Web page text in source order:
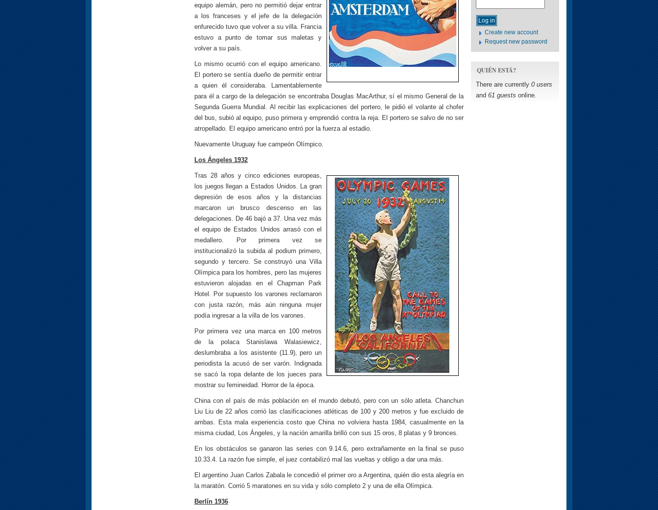
equipo alemán, pero no permitió dejar entrar
a los franceses y el jefe de la delegación
enfurecido tuvo que volver a su villa. Francia
estuvo a punto de tomar sus maletas y
volver a su país.
Lo mismo ocurrió con el equipo americano.
El portero se sentía dueño de permitir entrar
a quien él consideraba. Lamentablemente
para él a cargo de la delegación se encontraba Douglas MacArthur, sí el mismo General de la
Segunda Guerra Mundial. Al recibir las explicaciones del portero, le pidió el volante al chofer
del bus, subió al equipo, puso primera y emprendió contra la reja. El portero se salvo de no ser
atropellado. El equipo americano entró por la fuerza al estadio.
Nuevamente Uruguay fue campeón Olímpico.
Los Ángeles 1932
Tras 28 años y cinco ediciones europeas,
los juegos llegan a Estados Unidos. La gran
depresión de esos años y la distancias
marcaron un brusco descenso en las
delegaciones. De 46 bajó a 37. Una vez más
el equipo de Estados Unidos arrasó con el
medallero. Por primera vez se
institucionalizó la subida al podium primero,
segundo y tercero. Se construyó una Villa
Olímpica para los hombres, pero las mujeres
estuvieron alojadas en el Chapman Park
Hotel. Por supuesto los varones reclamaron
con justa razón, más aún ninguna mujer
podía ingresar a la villa de los varones.
Por primera vez una marca en 100 metros
de la polaca Stanislawa Walasiewicz,
deslumbraba a los asistente (11.9), pero un
periodista la acusó de ser varón. Indignada
se sacó la ropa delante de los jueces para
mostrar su femineidad. Horror de la época.
China con el país de más población en el mundo debutó, pero con un sólo atleta. Chanchun
Liu Liu de 22 años corrió las clasificaciones atléticas de 100 y 200 metros y fue excluido de
ambas. Esta mala experiencia costo que China no volviera hasta 1984, casualmente en la
misma ciudad, Los Ángeles, y la nación amarilla brilló con sus 15 oros, 8 platas y 9 bronces.
En los obstáculos se ganaron las series con 9.14.6, pero extrañamente en la final se puso
10.33.4. La razón fue simple, el juez contabilizó mal las vueltas y obligo a dar una más.
El argentino Juan Carlos Zabala le concedió el primer oro a Argentina, quién dio esta alegría en
la maratón. Corrió 5 maratones en su vida y sólo completo 2 y una de ella Olímpica.
Berlín 1936
Create new account
Request new password
QUIÉN ESTÁ?
There are currently 0 users
and 61 guests online.